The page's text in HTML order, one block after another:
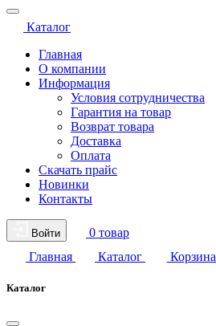
Каталог
Главная
О компании
Информация
Условия сотрудничества
Гарантия на товар
Возврат товара
Доставка
Оплата
Скачать прайс
Новинки
Контакты
Войти
0 товар
Главная
Каталог Корзина
Каталог